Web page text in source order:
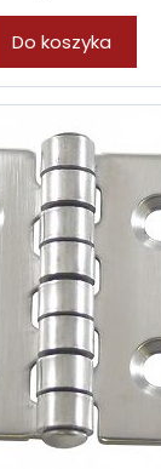
Do koszyka